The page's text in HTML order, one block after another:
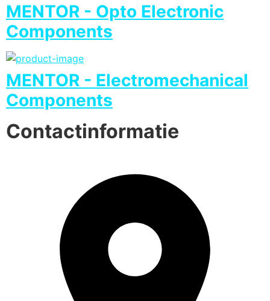
MENTOR - Opto Electronic
Components
MENTOR - Electromechanical
Components
Contactinformatie